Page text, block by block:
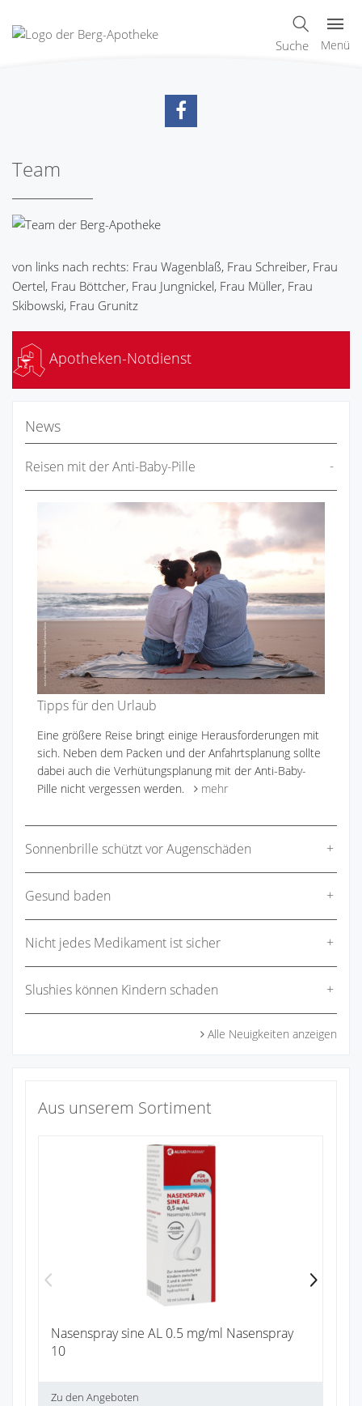
Suche Menü
Team
von links nach rechts: Frau Wagenblaß, Frau Schreiber, Frau
Oertel, Frau Böttcher, Frau Jungnickel, Frau Müller, Frau
Skibowski, Frau Grunitz
Apotheken-Notdienst
News
Reisen mit der Anti-Baby-Pille
Tipps für den Urlaub
Eine größere Reise bringt einige Herausforderungen mit
sich. Neben dem Packen und der Anfahrtsplanung sollte
dabei auch die Verhütungsplanung mit der Anti-Baby-
Pille nicht vergessen werden.
mehr
Sonnenbrille schützt vor Augenschäden
Gesund baden
Nicht jedes Medikament ist sicher
Slushies können Kindern schaden
Alle Neuigkeiten anzeigen
Aus unserem Sortiment
Nasenspray sine AL 0.5 mg/ml Nasenspray
10
Zu den Angeboten